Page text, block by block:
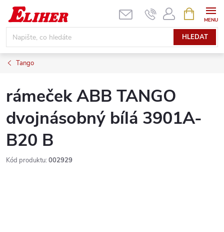
Přejít
obsah
HLEDAT
NÁKUPNÍ
KOŠÍK
Tango
rámeček ABB TANGO
dvojnásobný bílá 3901A-
B20 B
Kód produktu: 002929